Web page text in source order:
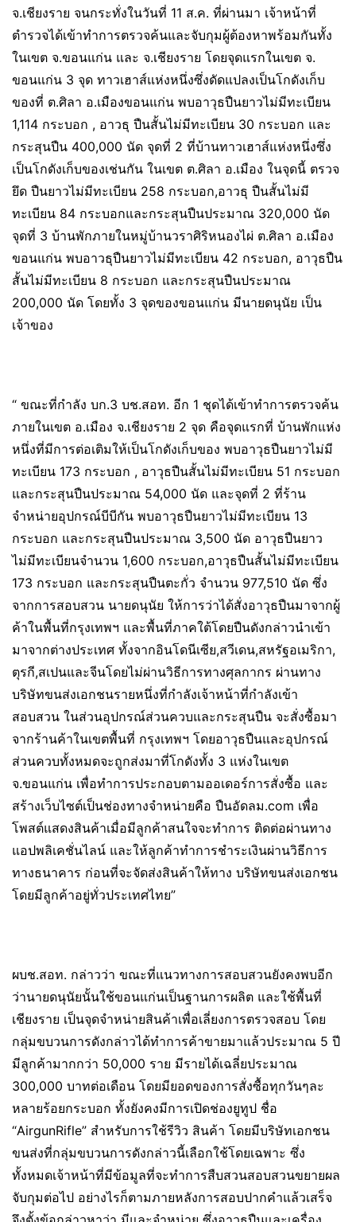
จ.เชียงราย จนกระทั่งในวันที่ 11 ส.ค. ที่ผ่านมา เจ้าหน้าที่
ตำรวจได้เข้าทำการตรวจค้นและจับกุมผู้ต้องหาพร้อมกันทั้ง
ในเขต จ.ขอนแก่น และ จ.เชียงราย โดยจุดแรกในเขต จ.
ขอนแก่น 3 จุด ทาวเฮาส์แห่งหนึ่งซึ่งดัดแปลงเป็นโกดังเก็บ
ของที่ ต.ศิลา อ.เมืองขอนแก่น พบอาวุธปืนยาวไม่มีทะเบียน
1,114 กระบอก , อาวธุ ปืนสั้นไม่มีทะเบียน 30 กระบอก และ
กระสุนปืน 400,000 นัด จุดที่ 2 ที่บ้านทาวเฮาส์แห่งหนึ่งซึ่ง
เป็นโกดังเก็บของเช่นกัน ในเขต ต.ศิลา อ.เมือง ในจุดนี้ ตรวจ
ยึด ปืนยาวไม่มีทะเบียน 258 กระบอก,อาวธุ ปืนสั้นไม่มี
ทะเบียน 84 กระบอกและกระสุนปืนประมาณ 320,000 นัด
จุดที่ 3 บ้านพักภายในหมู่บ้านวราศิริหนองไผ่ ต.ศิลา อ.เมือง
ขอนแก่น พบอาวธุปืนยาวไม่มีทะเบียน 42 กระบอก, อาวุธปืน
สั้นไม่มีทะเบียน 8 กระบอก และกระสุนปืนประมาณ
200,000 นัด โดยทั้ง 3 จุดของขอนแก่น มีนายดนุนัย เป็น
เจ้าของ
“ ขณะที่กำลัง บก.3 บช.สอท. อีก 1 ชุดได้เข้าทำการตรวจค้น
ภายในเขต อ.เมือง จ.เชียงราย 2 จุด คือจุดแรกที่ บ้านพักแห่ง
หนึ่งที่มีการต่อเติมให้เป็นโกดังเก็บของ พบอาวุธปืนยาวไม่มี
ทะเบียน 173 กระบอก , อาวุธปืนสั้นไม่มีทะเบียน 51 กระบอก
และกระสุนปืนประมาณ 54,000 นัด และจุดที่ 2 ที่ร้าน
จำหน่ายอุปกรณ์บีบีกัน พบอาวุธปืนยาวไม่มีทะเบียน 13
กระบอก และกระสุนปืนประมาณ 3,500 นัด อาวุธปืนยาว
ไม่มีทะเบียนจำนวน 1,600 กระบอก,อาวุธปืนสั้นไม่มีทะเบียน
173 กระบอก และกระสุนปืนตะกั่ว จำนวน 977,510 นัด ซึ่ง
จากการสอบสวน นายดนุนัย ให้การว่าได้สั่งอาวุธปืนมาจากผู้
ค้าในพื้นที่กรุงเทพฯ และพื้นที่ภาคใต้โดยปืนดังกล่าวนำเข้า
มาจากต่างประเทศ ทั้งจากอินโดนีเซีย,สวีเดน,สหรัฐอเมริกา,
ตุรกี,สเปนและจีนโดยไม่ผ่านวิธีการทางศุลกากร ผ่านทาง
บริษัทขนส่งเอกชนรายหนึ่งที่กำลังเจ้าหน้าที่กำลังเข้า
สอบสวน ในส่วนอุปกรณ์ส่วนควบและกระสุนปืน จะสั่งซื้อมา
จากร้านค้าในเขตพื้นที่ กรุงเทพฯ โดยอาวุธปืนและอุปกรณ์
ส่วนควบทั้งหมดจะถูกส่งมาที่โกดังทั้ง 3 แห่งในเขต
จ.ขอนแก่น เพื่อทำการประกอบตามออเดอร์การสั่งซื้อ และ
สร้างเว็บไซต์เป็นช่องทางจำหน่ายคือ ปืนอัดลม.com เพื่อ
โพสต์แสดงสินค้าเมื่อมีลูกค้าสนใจจะทำการ ติดต่อผ่านทาง
แอปพลิเคชั่นไลน์ และให้ลูกค้าทำการชำระเงินผ่านวิธีการ
ทางธนาคาร ก่อนที่จะจัดส่งสินค้าให้ทาง บริษัทขนส่งเอกชน
โดยมีลูกค้าอยู่ทั่วประเทศไทย”
ผบช.สอท. กล่าวว่า ขณะที่แนวทางการสอบสวนยังคงพบอีก
ว่านายดนุนัยนั้นใช้ขอนแก่นเป็นฐานการผลิต และใช้พื้นที่
เชียงราย เป็นจุดจำหน่ายสินค้าเพื่อเลี่ยงการตรวจสอบ โดย
กลุ่มขบวนการดังกล่าวได้ทำการค้าขายมาแล้วประมาณ 5 ปี
มีลูกค้ามากกว่า 50,000 ราย มีรายได้เฉลี่ยประมาณ
300,000 บาทต่อเดือน โดยมียอดของการสั่งซื้อทุกวันๆละ
หลายร้อยกระบอก ทั้งยังคงมีการเปิดช่องยูทูป ชื่อ
“AirgunRifle” สำหรับการใช้รีวิว สินค้า โดยมีบริษัทเอกชน
ขนส่งที่กลุ่มขบวนการดังกล่าวนี้เลือกใช้โดยเฉพาะ ซึ่ง
ทั้งหมดเจ้าหน้าที่มีข้อมูลที่จะทำการสืบสวนสอบสวนขยายผล
จับกุมต่อไป อย่างไรก็ตามภายหลังการสอบปากคำแล้วเสร็จ